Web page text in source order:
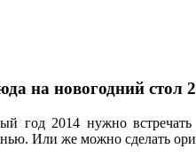
на новогодний стол
год 2014 нужно
Или же можно сделать